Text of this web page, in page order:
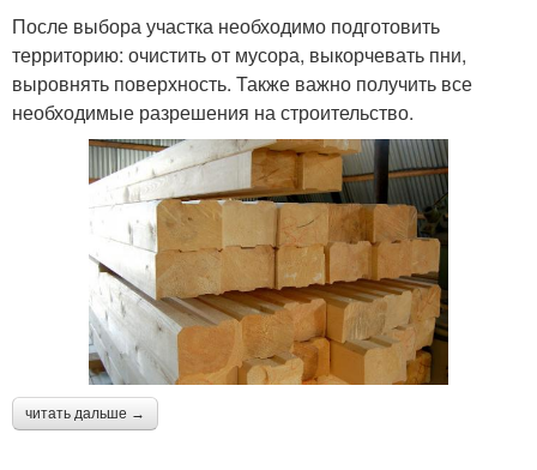
После выбора участка необходимо подготовить
территорию: очистить от мусора, выкорчевать пни,
выровнять поверхность. Также важно получить все
необходимые разрешения на строительство.
читать дальше →